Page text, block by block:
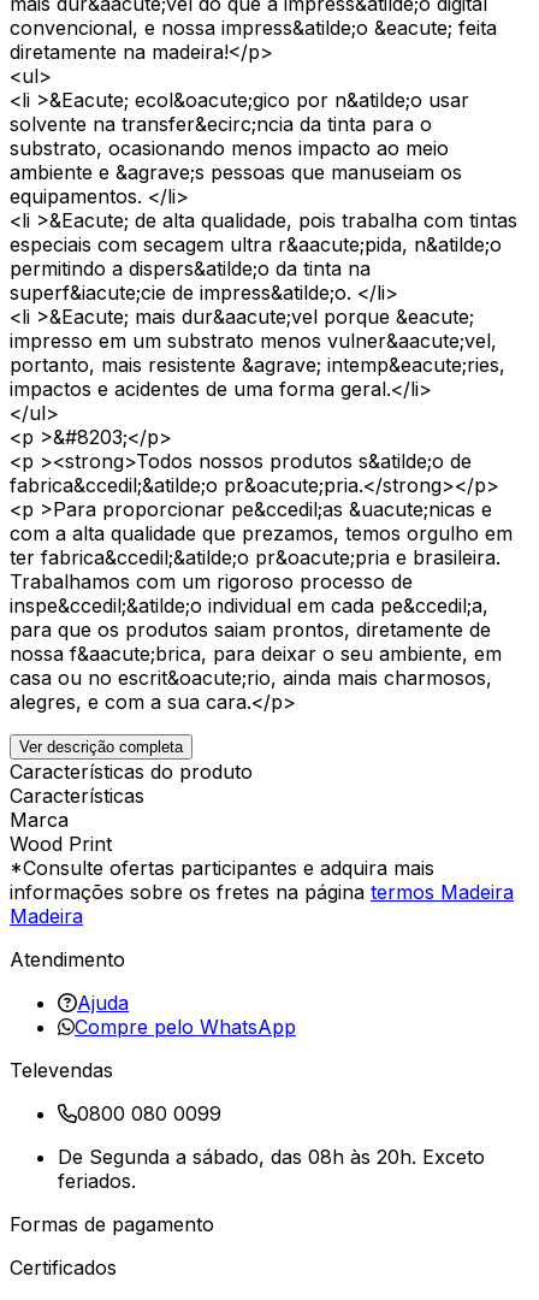
convencional, e nossa impress&atilde;o &eacute; feita
diretamente na madeira!</p>
<ul>
<li >&Eacute; ecol&oacute;gico por n&atilde;o usar
solvente na transfer&ecirc;ncia da tinta para o
substrato, ocasionando menos impacto ao meio
ambiente e &agrave;s pessoas que manuseiam os
equipamentos. </li>
<li >&Eacute; de alta qualidade, pois trabalha com tintas
especiais com secagem ultra r&aacute;pida, n&atilde;o
permitindo a dispers&atilde;o da tinta na
superf&iacute;cie de impress&atilde;o. </li>
<li >&Eacute; mais dur&aacute;vel porque &eacute;
impresso em um substrato menos vulner&aacute;vel,
portanto, mais resistente &agrave; intemp&eacute;ries,
impactos e acidentes de uma forma geral.</li>
</ul>
<p >&#8203;</p>
<p ><strong>Todos nossos produtos s&atilde;o de
fabrica&ccedil;&atilde;o pr&oacute;pria.</strong></p>
<p >Para proporcionar pe&ccedil;as &uacute;nicas e
com a alta qualidade que prezamos, temos orgulho em
ter fabrica&ccedil;&atilde;o pr&oacute;pria e brasileira.
Trabalhamos com um rigoroso processo de
inspe&ccedil;&atilde;o individual em cada pe&ccedil;a,
para que os produtos saiam prontos, diretamente de
nossa f&aacute;brica, para deixar o seu ambiente, em
casa ou no escrit&oacute;rio, ainda mais charmosos,
alegres, e com a sua cara.</p>
Ver descrição completa
Características do produto
Características
Marca
Wood Print
*Consulte ofertas participantes e adquira mais
informações sobre os fretes na página termos Madeira
Madeira
Atendimento
Ajuda
Compre pelo WhatsApp
Televendas
0800 080 0099
De Segunda a sábado, das 08h às 20h. Exceto
feriados.
Formas de pagamento
Certificados